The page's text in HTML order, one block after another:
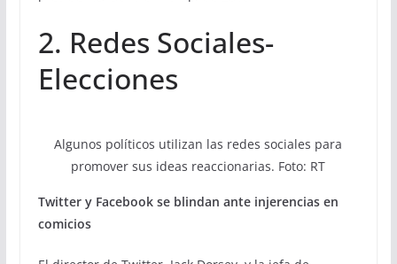
2. Redes Sociales-
Elecciones
Algunos políticos utilizan las redes sociales para
promover sus ideas reaccionarias. Foto: RT
Twitter y Facebook se blindan ante injerencias en
comicios